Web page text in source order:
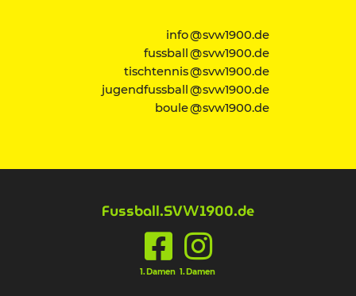
info @ svw1900.de
fussball @ svw1900.de
tischtennis @ svw1900.de
jugendfussball @ svw1900.de
boule @ svw1900.de
Fussball.SVW1900.de
1.Damen 1.Damen